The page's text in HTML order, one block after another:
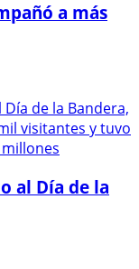
a más
al Día de la